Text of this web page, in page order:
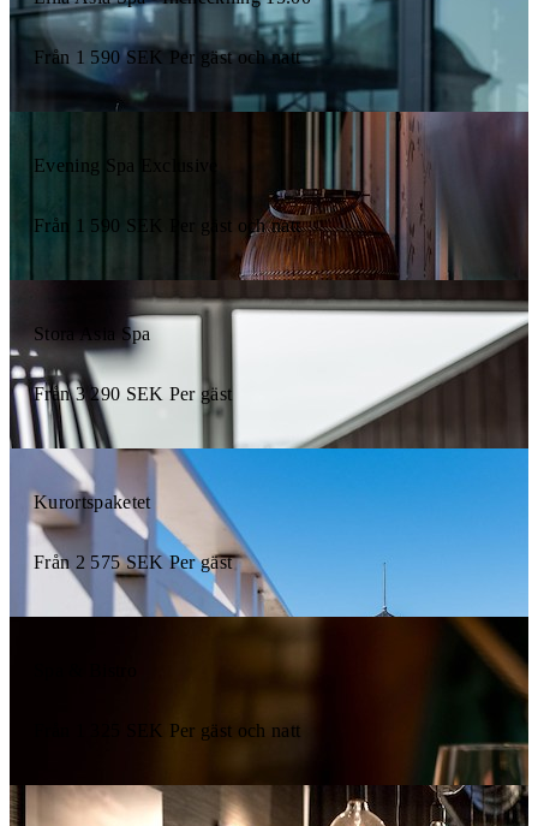
Från 1 590 SEK Per gäst och natt
Evening Spa Exclusive
Från 1 590 SEK Per gäst och natt
Stora Asia Spa
Från 3 290 SEK Per gäst
Kurortspaketet
Från 2 575 SEK Per gäst
SEK Per gäst och natt